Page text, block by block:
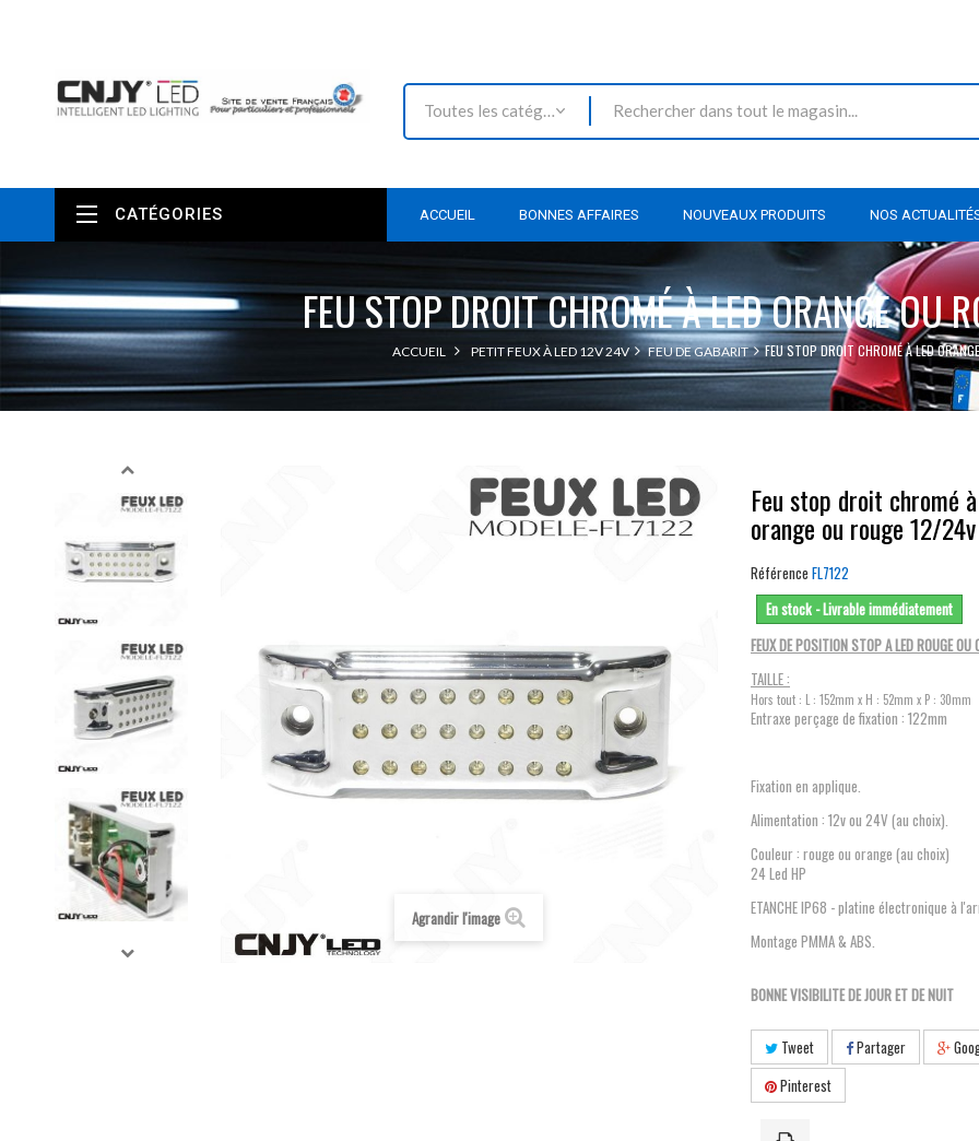
Toutes les catégories
ACCUEIL BONNES AFFAIRES NOUVEAUX PRODUITS NOS
CATÉGORIES
FEU STOP DROIT CHROMÉ À LED ORANGE OU
ACCUEIL PETIT FEUX À LED 12V 24V FEU DE GABARIT FEU STOP DROIT CHROMÉ À LED
Agrandir l'image
Feu stop droit chromé
orange ou rouge 12/24v
Référence FL7122
En stock - Livrable immédiatement
FEUX DE POSITION STOP A LED ROUGE OU
TAILLE :
Hors tout : L : 152mm x H : 52mm x P : 30mm
Entraxe perçage de fixation : 122mm
Fixation en applique.
Alimentation : 12v ou 24V (au choix).
Couleur : rouge ou orange (au choix)
24 Led HP
ETANCHE IP68 - platine électronique à
Montage PMMA & ABS.
BONNE VISIBILITE DE JOUR ET DE NUIT
Tweet Partager
Pinterest